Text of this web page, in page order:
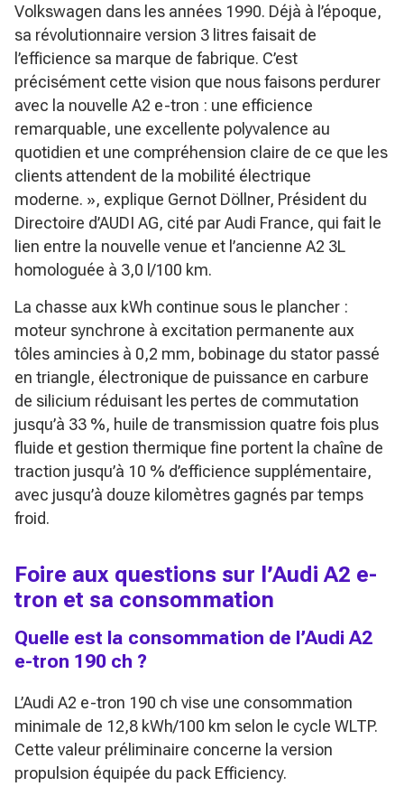
Volkswagen dans les années 1990. Déjà à l’époque,
sa révolutionnaire version 3 litres faisait de
l’efficience sa marque de fabrique. C’est
précisément cette vision que nous faisons perdurer
avec la nouvelle A2 e-tron : une efficience
remarquable, une excellente polyvalence au
quotidien et une compréhension claire de ce que les
clients attendent de la mobilité électrique
moderne. », explique Gernot Döllner, Président du
Directoire d’AUDI AG, cité par Audi France, qui fait le
lien entre la nouvelle venue et l’ancienne A2 3L
homologuée à 3,0 l/100 km.
La chasse aux kWh continue sous le plancher :
moteur synchrone à excitation permanente aux
tôles amincies à 0,2 mm, bobinage du stator passé
en triangle, électronique de puissance en carbure
de silicium réduisant les pertes de commutation
jusqu’à 33 %, huile de transmission quatre fois plus
fluide et gestion thermique fine portent la chaîne de
traction jusqu’à 10 % d’efficience supplémentaire,
avec jusqu’à douze kilomètres gagnés par temps
froid.
Foire aux questions sur l’Audi A2 e-
tron et sa consommation
Quelle est la consommation de l’Audi A2
e-tron 190 ch ?
L’Audi A2 e-tron 190 ch vise une consommation
minimale de 12,8 kWh/100 km selon le cycle WLTP.
Cette valeur préliminaire concerne la version
propulsion équipée du pack Efficiency.